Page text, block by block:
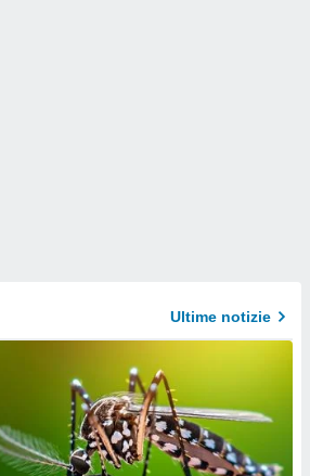
Ultime notizie